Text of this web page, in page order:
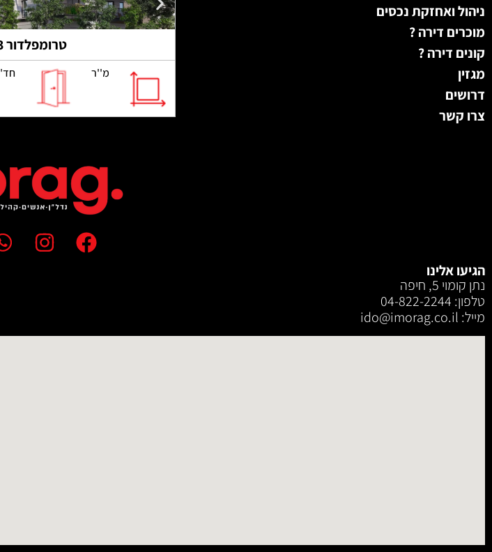
ניהול ואחזקת נכסים
מוכרים דירה ?
קונים דירה ?
מגזין
דרושים
צרו קשר
טרומפלדור 13
מ''ר חד'
הגיעו אלינו
נתן קומוי 5, חיפה
טלפון: 04-822-2244
מייל: ‫ido@imorag.co.il